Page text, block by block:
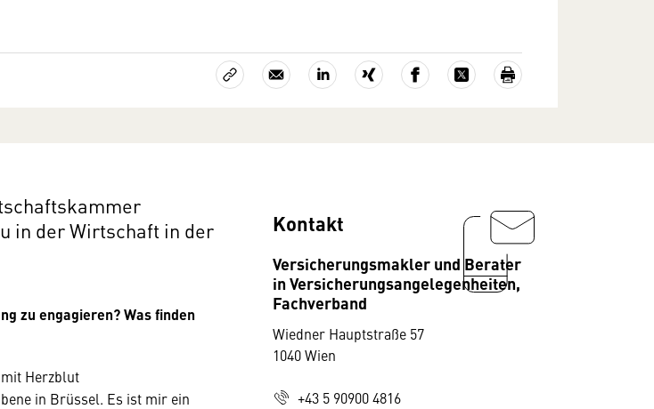
in der Wirtschaft in der
zu engagieren? Was finden
Herzblut
in Brüssel. Es ist mir ein
Kontakt
Versicherungsmakler und Berater
in Versicherungsangelegenheiten,
Fachverband
Wiedner Hauptstraße 57
1040 Wien
+43 5 90900 4816